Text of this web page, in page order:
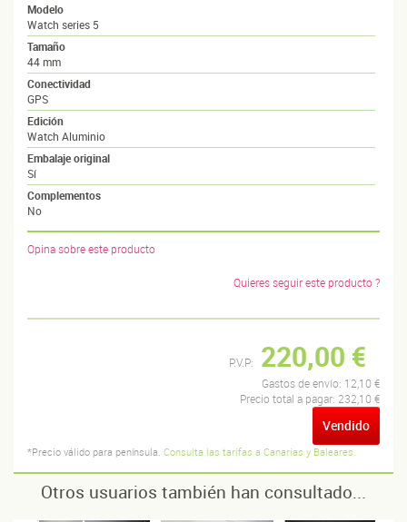
Modelo
Watch series 5
Tamaño
44 mm
Conectividad
GPS
Edición
Watch Aluminio
Embalaje original
Sí
Complementos
No
Opina sobre este producto
Quieres seguir este producto ?
P.V.P: 220,00 €
Gastos de envío: 12,10 €
Precio total a pagar: 232,10 €
Vendido
*Precio válido para península. Consulta las tarifas a Canarias y Baleares.
Otros usuarios también han consultado...